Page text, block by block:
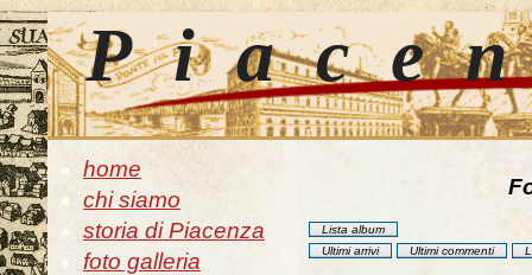
home
chi siamo
storia di Piacenza
foto galleria
Lista album
Ultimi arrivi
Ultimi commenti